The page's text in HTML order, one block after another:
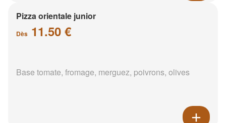
Pizza orientale junior
Dès 11.50 €
Base tomate, fromage, merguez, poivrons, olives